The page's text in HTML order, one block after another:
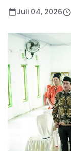
Juli 04, 2026